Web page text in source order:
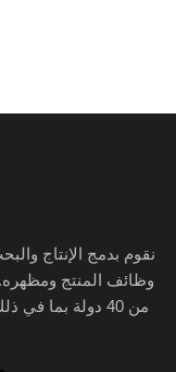
نقوم بدمج الإنتاج
وظائف المنتج ومظهره.
من 40 دولة بما